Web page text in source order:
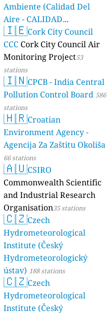
Ambiente (Calidad Del
Aire - CALIDAD
AMBIENTAL) 23 stations
🇮🇪Cork City Council
CCC Cork City Council Air
Monitoring Project53
stations
🇮🇳CPCB - India Central
Pollution Control Board 586
stations
🇭🇷Croatian
Environment Agency -
Agencija Za Zaštitu Okoliša
66 stations
🇦🇺CSIRO
Commonwealth Scientific
and Industrial Research
Organisation35 stations
🇨🇿Czech
Hydrometeorological
Institute (Český
Hydrometeorologický
ústav) 188 stations
🇨🇿Czech
Hydrometeorological
Institute (Český